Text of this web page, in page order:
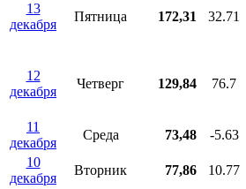
13
декабря
Пятница 172,31 32.71
12
декабря
Четверг 129,84 76.7
11
декабря
Среда 73,48 -5.63
10
декабря
Вторник 77,86 10.77